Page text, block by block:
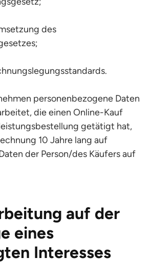
des
personenbezogene Daten
die einen Online-Kauf
getätigt hat,
10 Jahre lang auf
der Person/des Käufers auf
auf der
eines
Interesses